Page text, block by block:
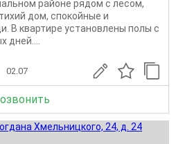
районе рядом с лесом,
дом, спокойные и
В квартире установлены полы с
дней....
02.07